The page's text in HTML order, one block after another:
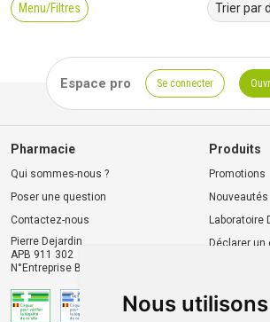
Nous
Menu/Filtres
Espace pro Se connecter
Pharmacie
Qui sommes-nous ?
Poser une question
Contactez-nous
Pierre Dejardin
APB 911 302
N°Entreprise BE0446.901.764
Produits
Promotions
Nouveautés
Laboratoire
Déclarer un